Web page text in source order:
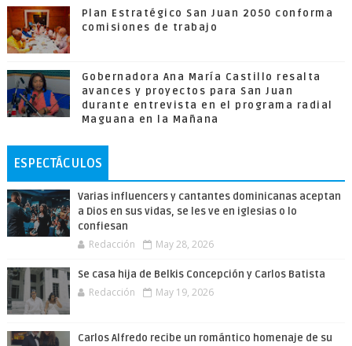
Plan Estratégico San Juan 2050 conforma
comisiones de trabajo
Gobernadora Ana María Castillo resalta
avances y proyectos para San Juan
durante entrevista en el programa radial
Maguana en la Mañana
ESPECTÁCULOS
Varias influencers y cantantes dominicanas aceptan
a Dios en sus vidas, se les ve en iglesias o lo
confiesan
Redacción May 28, 2026
Se casa hija de Belkis Concepción y Carlos Batista
Redacción May 19, 2026
Carlos Alfredo recibe un romántico homenaje de su